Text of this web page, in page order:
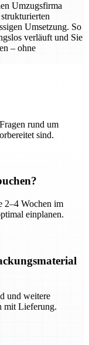
Umzugsfirma
Umsetzung. So
verläuft und Sie
– ohne
rund um
sind.
2–4 Wochen im
einplanen.
und weitere
mit Lieferung.